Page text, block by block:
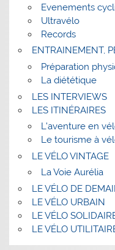
Evenements
Ultravélo
Records
ENTRAINEMENT,
Préparation
La diététique
LES INTERVIEWS
LES ITINÉRAIRES
L’aventure en
Le tourisme à
LE VÉLO VINTAGE
La Voie Aurélia
LE VÉLO DE
LE VÉLO URBAIN
LE VÉLO
LE VÉLO